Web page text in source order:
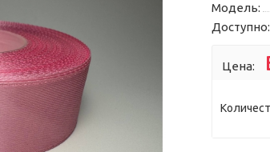
Модель:
Доступно:
Цена: